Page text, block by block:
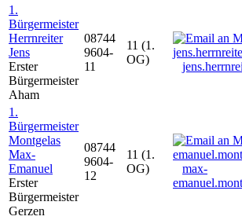
1.
Bürgermeister
Herrnreiter
Jens
Erster
Bürgermeister
Aham
08744
9604-
11
11 (1.
OG)
1.
Bürgermeister
Montgelas
Max-
Emanuel
Erster
Bürgermeister
Gerzen
08744
9604-
12
11 (1.
OG)
max-